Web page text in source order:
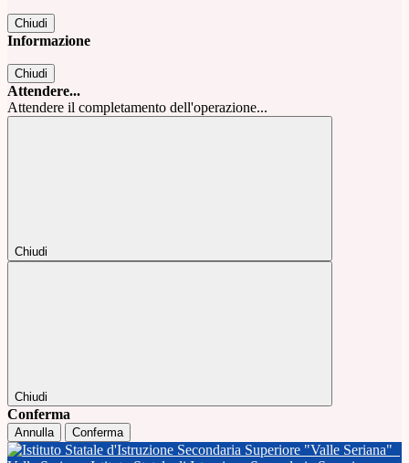
Chiudi
Informazione
Chiudi
Attendere...
Attendere il completamento dell'operazione...
Chiudi
Chiudi
Conferma
Annulla Conferma